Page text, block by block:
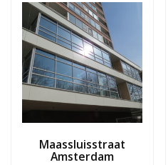
Maassluisstraat
Amsterdam